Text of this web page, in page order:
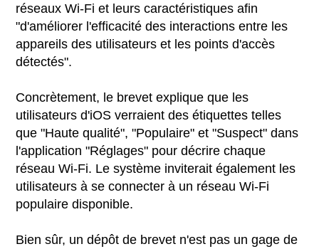
réseaux Wi-Fi et leurs caractéristiques afin
"d'améliorer l'efficacité des interactions entre les
appareils des utilisateurs et les points d'accès
détectés".
Concrètement, le brevet explique que les
utilisateurs d'iOS verraient des étiquettes telles
que "Haute qualité", "Populaire" et "Suspect" dans
l'application "Réglages" pour décrire chaque
réseau Wi-Fi. Le système inviterait également les
utilisateurs à se connecter à un réseau Wi-Fi
populaire disponible.
Bien sûr, un dépôt de brevet n'est pas un gage de